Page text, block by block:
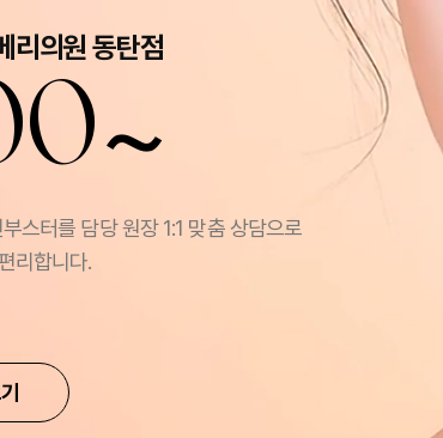
의원 동탄점
~
스터를 담당 원장 1:1 맞춤 상담으로
리합니다.